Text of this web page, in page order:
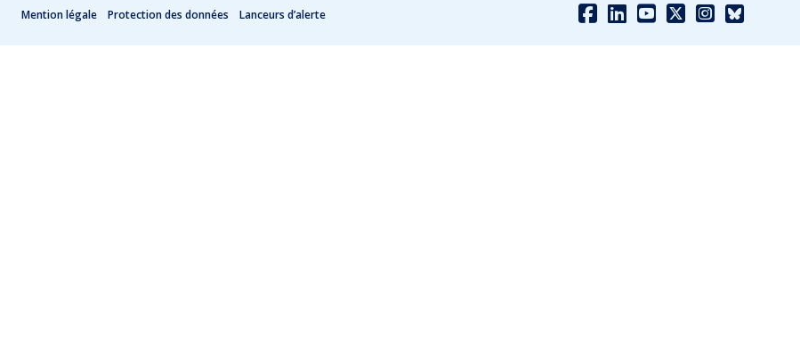
Mention légale Protection des données Lanceurs d’alerte